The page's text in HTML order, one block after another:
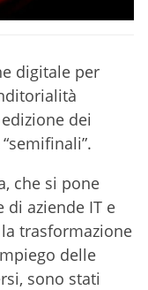
digitale per
dei
che si pone
di aziende IT e
trasformazione
delle
sono stati